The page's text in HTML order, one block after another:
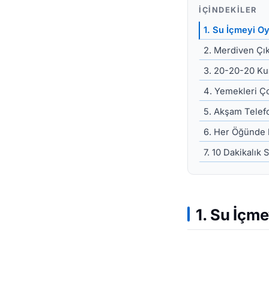
İÇINDEKILER
1. Su İçmeyi
2. Merdiven
3. 20-20-20
4. Yemekleri
5. Akşam
6. Her Öğünde
7. 10 Dakikalık
1. Su